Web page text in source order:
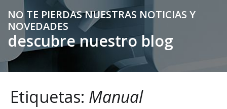
NO TE PIERDAS NUESTRAS NOTICIAS Y
NOVEDADES
descubre nuestro blog
Etiquetas: Manual